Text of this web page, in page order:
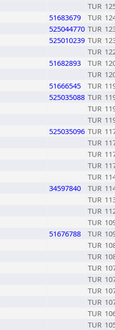
TUR
51683679 TUR
525044770 TUR
525010239 TUR
TUR
51682893 TUR
TUR
51666545 TUR
525035088 TUR
TUR
TUR
525035096 TUR
TUR
TUR
TUR
TUR
34597840 TUR
TUR
TUR
TUR
51676788 TUR
TUR
TUR
TUR
TUR
TUR
TUR
TUR
TUR